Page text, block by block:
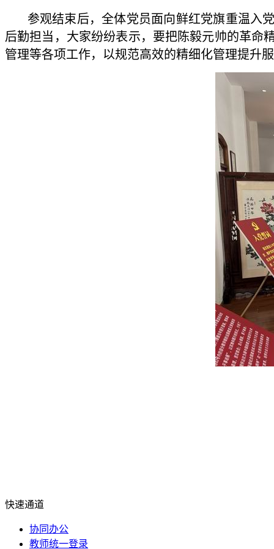
参观结束后，全体党员面向鲜红党旗重温入党
后勤担当，大家纷纷表示，要把陈毅元帅的革命
管理等各项工作，以规范高效的精细化管理提升
快速通道
协同办公
教师统一登录